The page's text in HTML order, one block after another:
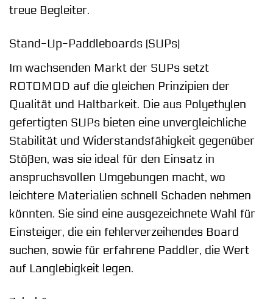
treue Begleiter.
Stand-Up-Paddleboards (SUPs)
Im wachsenden Markt der SUPs setzt
ROTOMOD auf die gleichen Prinzipien der
Qualität und Haltbarkeit. Die aus Polyethylen
gefertigten SUPs bieten eine unvergleichliche
Stabilität und Widerstandsfähigkeit gegenüber
Stößen, was sie ideal für den Einsatz in
anspruchsvollen Umgebungen macht, wo
leichtere Materialien schnell Schaden nehmen
könnten. Sie sind eine ausgezeichnete Wahl für
Einsteiger, die ein fehlerverzeihendes Board
suchen, sowie für erfahrene Paddler, die Wert
auf Langlebigkeit legen.